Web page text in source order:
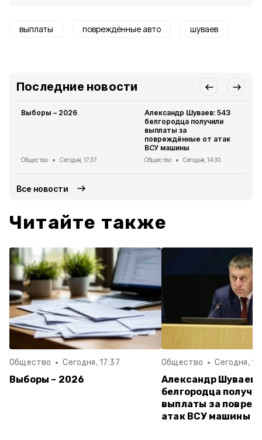
выплаты повреждённые авто шуваев
Последние новости
Выборы – 2026
Общество Сегодня, 17:37
Александр Шуваев: 543
белгородца получили
выплаты за
повреждённые от атак
ВСУ машины
Общество Сегодня, 14:30
Все новости
Читайте также
Общество Сегодня, 17:37
Выборы – 2026
Общество Сегодня,
Александр Шуваев:
белгородца
выплаты за
атак ВСУ машины